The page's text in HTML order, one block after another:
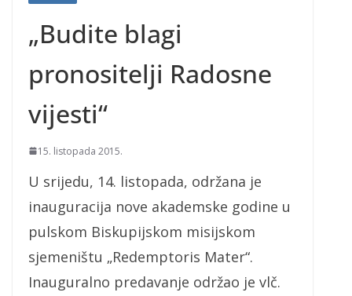
„Budite blagi
pronositelji Radosne
vijesti“
15. listopada 2015.
U srijedu, 14. listopada, održana je
inauguracija nove akademske godine u
pulskom Biskupijskom misijskom
sjemeništu „Redemptoris Mater“.
Inauguralno predavanje održao je vlč.